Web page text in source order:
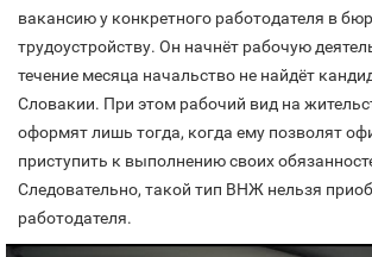
вакансию у конкретного работодателя в
трудоустройству. Он начнёт рабочую
течение месяца начальство не найдёт
Словакии. При этом рабочий вид на
оформят лишь тогда, когда ему позволят
приступить к выполнению своих
Следовательно, такой тип ВНЖ нельзя
работодателя.